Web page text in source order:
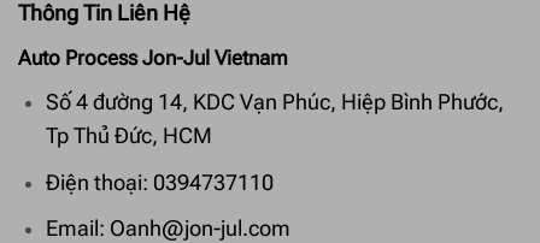
Thông Tin Liên Hệ
Auto Process Jon-Jul Vietnam
Số 4 đường 14, KDC Vạn Phúc, Hiệp Bình Phước,
Tp Thủ Đức, HCM
Điện thoại: 0394737110
Email: Oanh@jon-jul.com